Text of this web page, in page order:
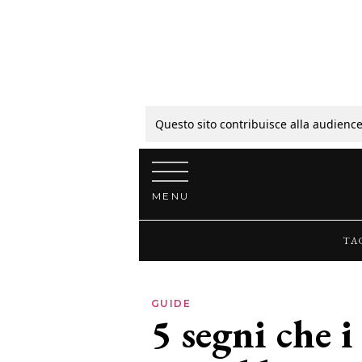
Questo sito contribuisce alla
Vai al contenuto
MENU
GUIDE
5 segni che